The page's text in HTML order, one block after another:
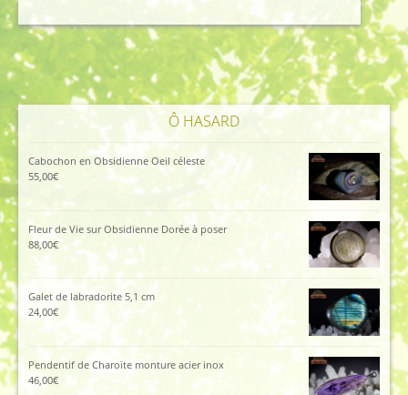
112,00€.102,00€.
Ô HASARD
Cabochon en Obsidienne Oeil céleste
55,00€
Fleur de Vie sur Obsidienne Dorée à poser
88,00€
Galet de labradorite 5,1 cm
24,00€
Pendentif de Charoïte monture acier inox
46,00€